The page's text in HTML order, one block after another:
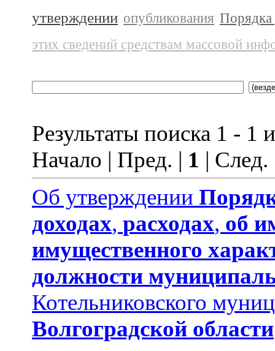
утверждении опубликования Порядка
этих сведений средствам массовой
Результаты поиска 1 - 1
Начало | Пред. | 1 |
Об утверждении
доходах, расходах, об
имущественного
должности
Котельниковского
Волгоградской области